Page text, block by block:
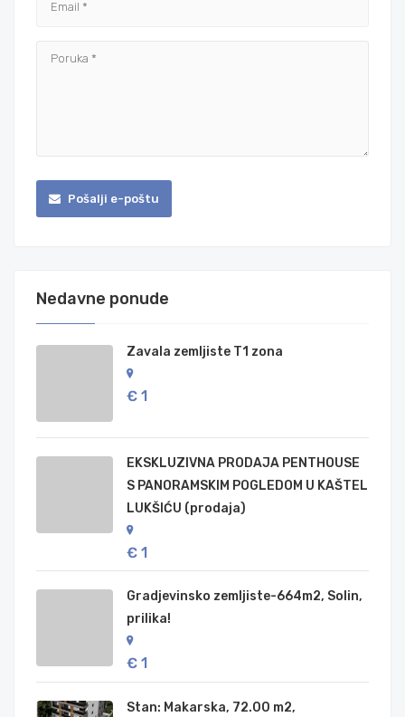
Pošalji e-poštu
Nedavne ponude
Zavala zemljiste T1 zona
€ 1
EKSKLUZIVNA PRODAJA PENTHOUSE
S PANORAMSKIM POGLEDOM U KAŠTEL
LUKŠIĆU (prodaja)
€ 1
Gradjevinsko zemljiste-664m2, Solin,
prilika!
€ 1
Stan: Makarska, 72.00 m2,